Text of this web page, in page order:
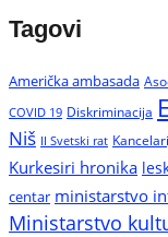
Tagovi
Američka ambasada
COVID 19 Diskriminacija
Niš II Svetski rat
Kurkesiri hronika
centar ministarstvo
Ministarstvo